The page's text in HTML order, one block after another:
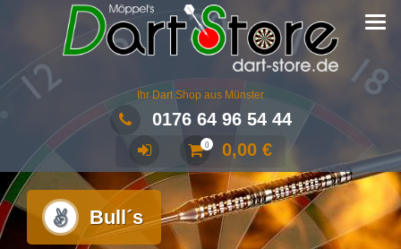
Ihr Dart Shop aus Münster
0176 64 96 54 44
0 0,00 €
Bull´s